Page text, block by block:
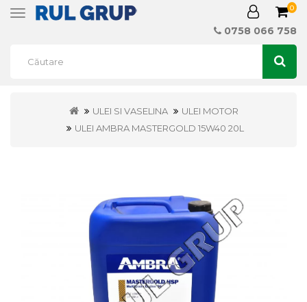
Toggle
0
0758 066 758
ULEI SI VASELINA
ULEI MOTOR
ULEI AMBRA MASTERGOLD 15W40 20L